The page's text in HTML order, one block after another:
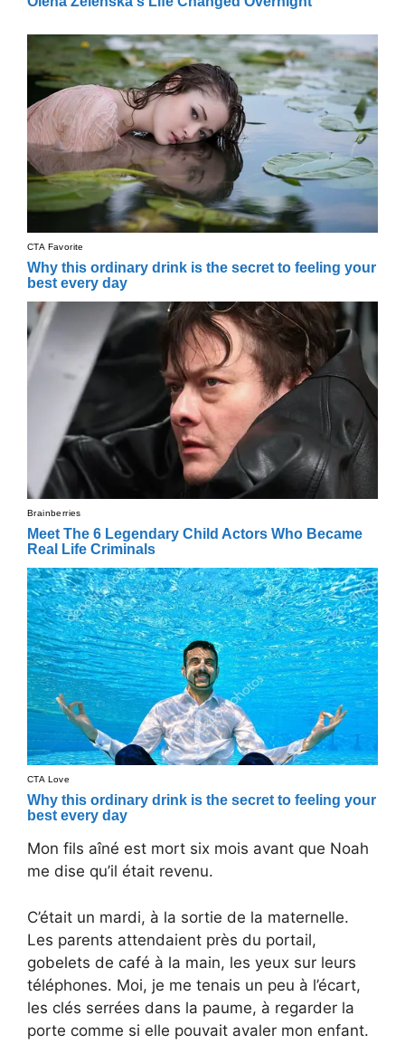
Mon fils aîné est mort six mois avant que Noah
me dise qu’il était revenu.
C’était un mardi, à la sortie de la maternelle.
Les parents attendaient près du portail,
gobelets de café à la main, les yeux sur leurs
téléphones. Moi, je me tenais un peu à l’écart,
les clés serrées dans la paume, à regarder la
porte comme si elle pouvait avaler mon enfant.